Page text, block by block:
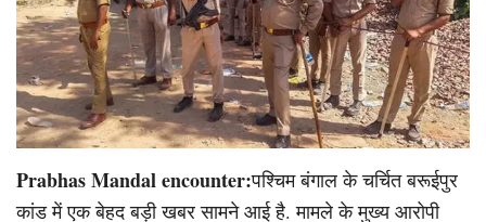
Prabhas Mandal encounter:पश्चिम बंगाल के चर्चित बरूईपुर
कांड में एक बेहद बड़ी खबर सामने आई है. मामले के मुख्य आरोपी